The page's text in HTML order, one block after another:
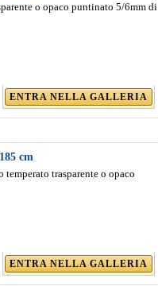
o opaco puntinato 5/6mm di
ENTRA NELLA GALLERIA
cm
trasparente o opaco
ENTRA NELLA GALLERIA